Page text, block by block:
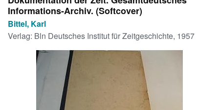
Meine Bestellungen
Detailsuche
Sammlungen
Antiquarische Bücher
Kunst & Sammlerstücke
Verkäufer werden
Informations-Archiv. (Softcover)
Bittel, Karl
Verlag: Bln Deutsches Institut für Zeitgeschichte, 1957